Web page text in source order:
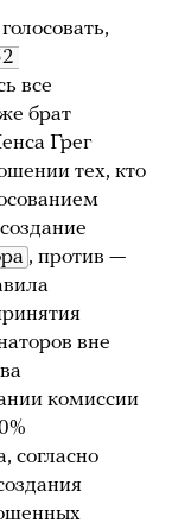
все
брат
Грег
тех, кто
, против —
вне
комиссии
согласно